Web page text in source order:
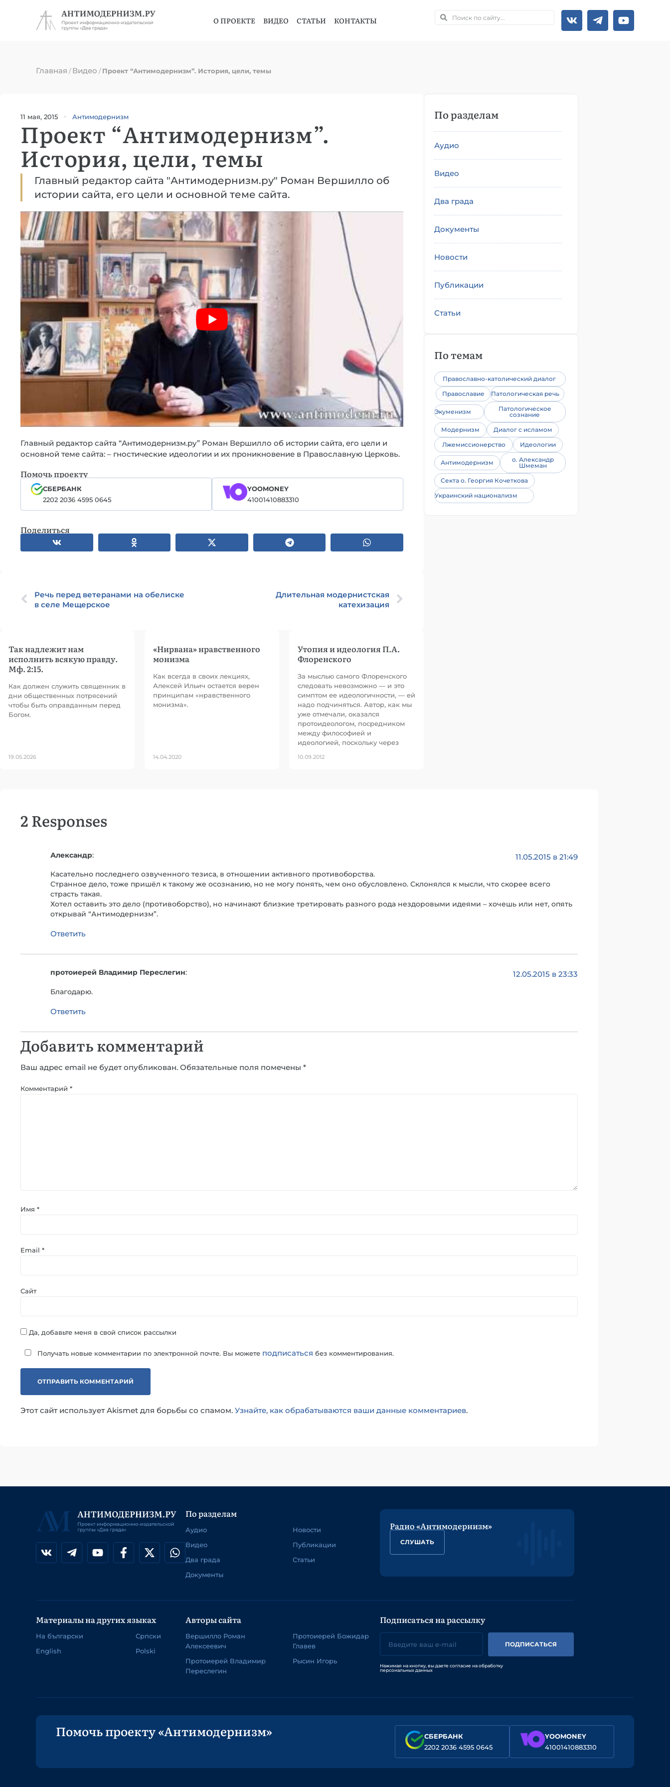
О ПРОЕКТЕ ВИДЕО СТАТЬИ КОНТАКТЫ
Главная /Видео /Проект “Антимодернизм”. История, цели, темы
11 мая, 2015 Антимодернизм
Проект “Антимодернизм”.
История, цели, темы
Главный редактор сайта "Антимодернизм.ру" Роман Вершилло об
истории сайта, его цели и основной теме сайта.
Главный редактор сайта “Антимодернизм.ру” Роман Вершилло об истории сайта, его цели и
основной теме сайта: – гностические идеологии и их проникновение в Православную Церковь.
Помочь проекту
СБЕРБАНК
2202 2036 4595 0645
YOOMONEY
41001410883310
Поделиться
Речь перед ветеранами на обелиске
в селе Мещерское
Длительная модернистская
катехизация
Так надлежит нам
исполнить всякую правду.
Мф. 2:15.
Как должен служить священник в
дни общественных потрясений
чтобы быть оправданным перед
Богом.
19.05.2026
«Нирвана» нравственного
монизма
Как всегда в своих лекциях,
Алексей Ильич остается верен
принципам «нравственного
монизма».
14.04.2020
Утопия и идеология П.А.
Флоренского
За мыслью самого Флоренского
следовать невозможно — и это
симптом ее идеологичности, — ей
надо подчиняться. Автор, как мы
уже отмечали, оказался
протоидеологом, посредником
между философией и
идеологией, поскольку через
10.09.2012
По разделам
Аудио
Видео
Два града
Документы
Новости
Публикации
Статьи
По темам
Православно-католический диалог
Православие
Патологическая речь
Экуменизм
Патологическое
сознание
Модернизм
Диалог с исламом
Лжемиссионерство
Идеологии
Антимодернизм
о. Александр
Шмеман
Секта о. Георгия Кочеткова
Украинский национализм
2 Responses
Александр: 11.05.2015 в 21:49
Касательно последнего озвученного тезиса, в отношении активного противоборства.
Странное дело, тоже пришёл к такому же осознанию, но не могу понять, чем оно обусловлено. Склонялся к мысли, что скорее всего
страсть такая.
Хотел оставить это дело (противоборство), но начинают близкие третировать разного рода нездоровыми идеями – хочешь или нет, опять
открывай “Антимодернизм”.
Ответить
протоиерей Владимир Переслегин: 12.05.2015 в 23:33
Благодарю.
Ответить
Добавить комментарий
Ваш адрес email не будет опубликован. Обязательные поля помечены *
Комментарий *
Имя *
Email *
Сайт
Да, добавьте меня в свой список рассылки
Получать новые комментарии по электронной почте. Вы можете подписаться без комментирования.
Этот сайт использует Akismet для борьбы со спамом. Узнайте, как обрабатываются ваши данные комментариев.
По разделам
Аудио
Видео
Два града
Документы
Новости
Публикации
Статьи
Радио «Антимодернизм»
СЛУШАТЬ
Материалы на других языках
На български
English
Српски
Polski
Авторы сайта
Вершилло Роман
Алексеевич
Протоиерей Владимир
Переслегин
Протоиерей Божидар
Главев
Рысин Игорь
Подписаться на рассылку
ПОДПИСАТЬСЯ
Нажимая на кнопку, вы даете согласие на обработку
персональных данных
Помочь проекту «Антимодернизм»
СБЕРБАНК
2202 2036 4595 0645
YOOMONEY
41001410883310